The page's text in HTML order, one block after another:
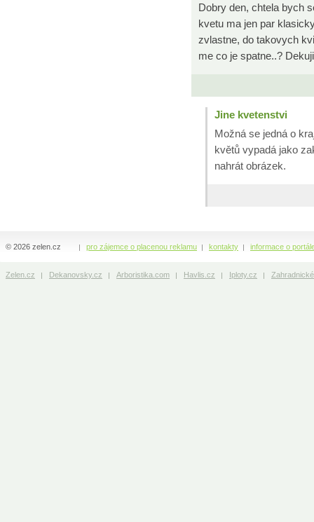
Dobry den, chtela bych
kvetu ma jen par
zvlastne, do takovych
me co je spatne..? Dekuji
Jine kvetenstvi
Možná se jedná o
květů vypadá jako
nahrát obrázek.
pro zájemce o placenou reklamu kontakty informace o
© 2026 zelen.cz
Zelen.cz Dekanovsky.cz Arboristika.com Havlis.cz Iploty.cz